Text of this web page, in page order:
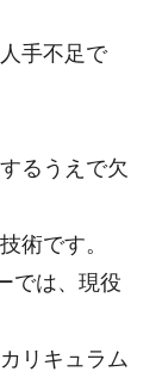
手不足で
るうえで欠
術です。
では、現役
リキュラム